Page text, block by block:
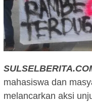
mahasiswa dan
melancarkan aksi